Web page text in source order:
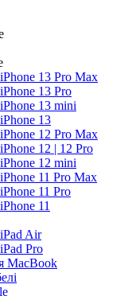
13 Pro Max
13 Pro
13 mini
13
12 Pro Max
12 | 12 Pro
12 mini
11 Pro Max
11 Pro
11
Air
Pro
MacBook